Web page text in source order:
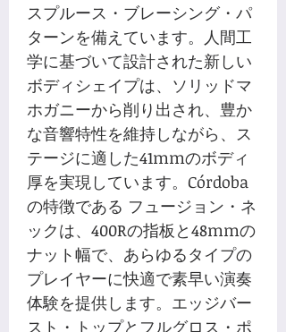
スプルース・ブレーシング・パ
ターンを備えています。人間工
学に基づいて設計された新しい
ボディシェイプは、ソリッドマ
ホガニーから削り出され、豊か
な音響特性を維持しながら、ス
テージに適した41mmのボディ
厚を実現しています。Córdoba
の特徴である フュージョン・ネ
ックは、400Rの指板と48mmの
ナット幅で、あらゆるタイプの
プレイヤーに快適で素早い演奏
体験を提供します。エッジバー
スト・トップとフルグロス・ポ